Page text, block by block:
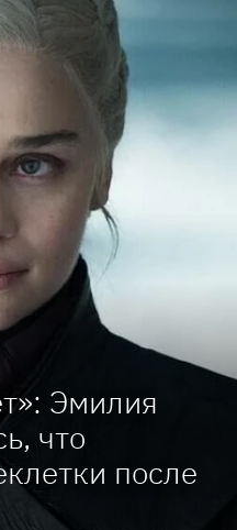
Эмилия
что
после